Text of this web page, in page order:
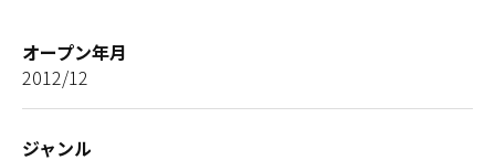
オープン年月
2012/12
ジャンル